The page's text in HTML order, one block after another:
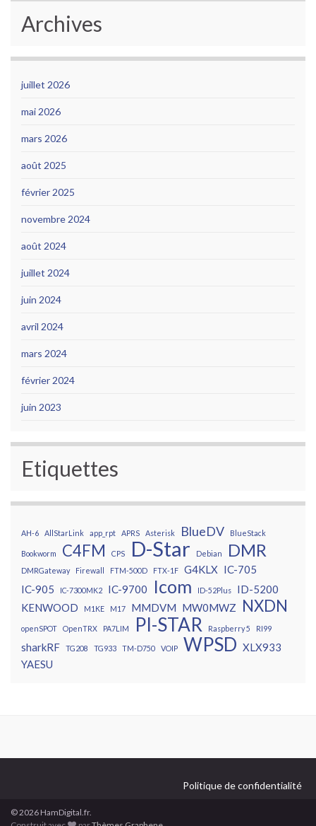
Archives
juillet 2026
mai 2026
mars 2026
août 2025
février 2025
novembre 2024
août 2024
juillet 2024
juin 2024
avril 2024
mars 2024
février 2024
juin 2023
Etiquettes
AH-6 AllStarLink app_rpt APRS Asterisk BlueDV BlueStack
Bookworm C4FM CPS D-Star Debian DMR
DMRGateway Firewall FTM-500D FTX-1F G4KLX IC-705
IC-905
IC-7300MK2 IC-9700 Icom ID-52Plus
ID-5200
KENWOOD
M1KE M17 MMDVM MW0MWZ NXDN
openSPOT OpenTRX PA7LIM PI-STAR Raspberry 5 RI99
sharkRF TG208 TG933 TM-D750 VOIP WPSD XLX933
YAESU
Politique de confidentialité
© 2026 HamDigital.fr.